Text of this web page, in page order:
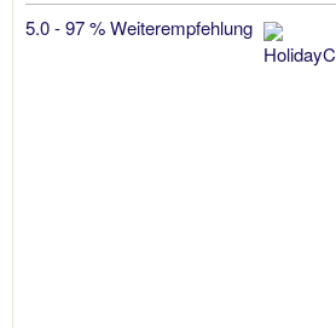
5.0 - 97 % Weiterempfehlung